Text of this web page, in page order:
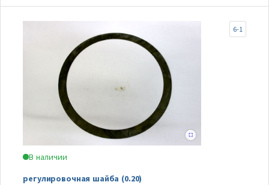
В наличии
регулировочная шайба (0.20)
6-1